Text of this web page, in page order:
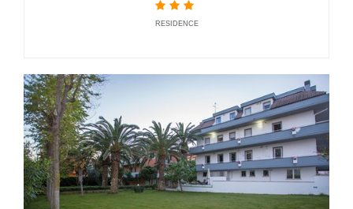
Residence Brezza di Mare
RESIDENCE